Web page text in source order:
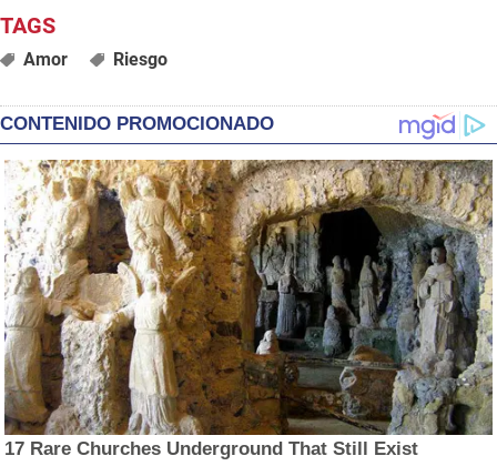
Amor Riesgo
CONTENIDO PROMOCIONADO
17 Rare Churches Underground That Still Exist